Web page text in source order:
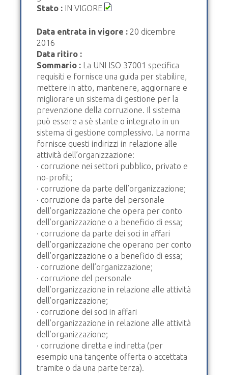
Stato : IN VIGORE
Data entrata in vigore : 20 dicembre
2016
Data ritiro :
Sommario : La UNI ISO 37001 specifica
requisiti e fornisce una guida per stabilire,
mettere in atto, mantenere, aggiornare e
migliorare un sistema di gestione per la
prevenzione della corruzione. Il sistema
può essere a sè stante o integrato in un
sistema di gestione complessivo. La norma
fornisce questi indirizzi in relazione alle
attività dell’organizzazione:
· corruzione nei settori pubblico, privato e
no-profit;
· corruzione da parte dell’organizzazione;
· corruzione da parte del personale
dell’organizzazione che opera per conto
dell’organizzazione o a beneficio di essa;
· corruzione da parte dei soci in affari
dell’organizzazione che operano per conto
dell’organizzazione o a beneficio di essa;
· corruzione dell’organizzazione;
· corruzione del personale
dell’organizzazione in relazione alle attività
dell’organizzazione;
· corruzione dei soci in affari
dell’organizzazione in relazione alle attività
dell’organizzazione;
· corruzione diretta e indiretta (per
esempio una tangente offerta o accettata
tramite o da una parte terza).